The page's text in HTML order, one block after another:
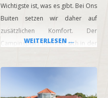
Wichtigste ist, was es gibt. Bei Ons
Buiten setzen wir daher auf
zusätzlichen Komfort. Der
Campingplatz befindet sich in der
Nordseestrandes, der sich
gemütliche Zentrum des
WEITERLESEN …